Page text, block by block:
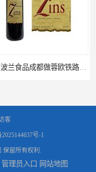
司
客
号-1
保留所有权利.
管理员入口 网站地图